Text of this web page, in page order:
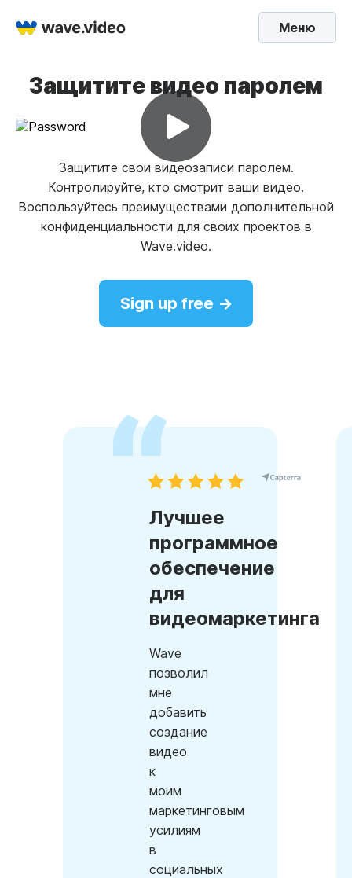
Меню
Защитите видео паролем
Защитите свои видеозаписи паролем.
Контролируйте, кто смотрит ваши видео.
Воспользуйтесь преимуществами дополнительной
конфиденциальности для своих проектов в
Wave.video.
Sign up free →
Лучшее
программное
обеспечение
для
видеомаркетинга
Wave
позволил
мне
добавить
создание
видео
к
моим
маркетинговым
усилиям
в
социальных